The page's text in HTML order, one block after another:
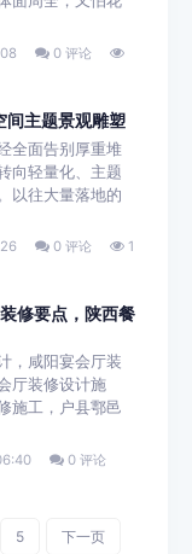
0 评论
间主题景观雕塑
全面告别厚重堆
向轻量化、主题
以往大量落地的
0 评论
1
修要点，陕西餐
，咸阳宴会厅装
厅装修设计施
施工，户县鄠邑
0 评论
5 下一页